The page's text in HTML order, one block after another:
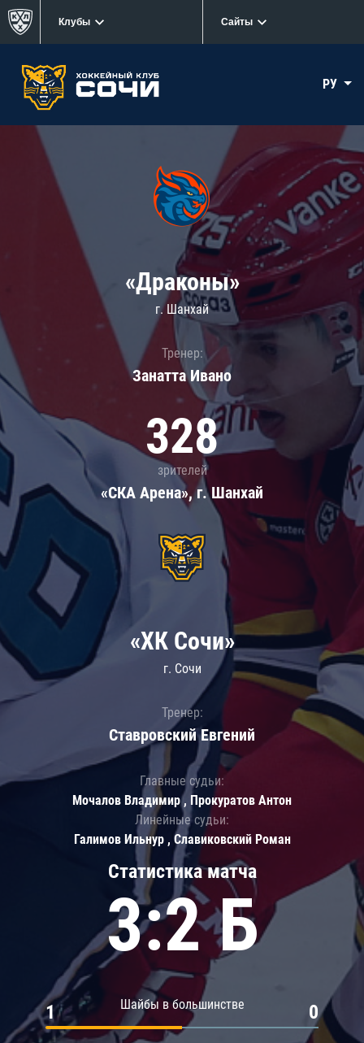
Клубы Сайты
РУ
«Драконы»
г. Шанхай
Тренер:
Занатта Иванo
328
зрителей
«СКА Арена», г. Шанхай
Статистика матча
3:2 Б
Шайбы в большинстве
1 0
«ХК Сочи»
г. Сочи
Тренер:
Ставровский Евгений
Главные судьи:
Мочалов Владимир , Прокуратов Антон
Линейные судьи:
Галимов Ильнур , Славиковский Роман